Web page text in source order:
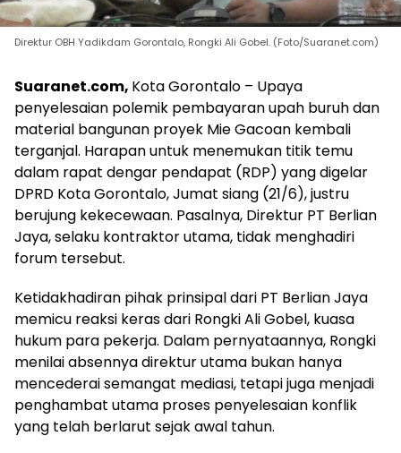
Direktur OBH Yadikdam Gorontalo, Rongki Ali Gobel. (Foto/Suaranet.com)
Suaranet.com, Kota Gorontalo – Upaya
penyelesaian polemik pembayaran upah buruh dan
material bangunan proyek Mie Gacoan kembali
terganjal. Harapan untuk menemukan titik temu
dalam rapat dengar pendapat (RDP) yang digelar
DPRD Kota Gorontalo, Jumat siang (21/6), justru
berujung kekecewaan. Pasalnya, Direktur PT Berlian
Jaya, selaku kontraktor utama, tidak menghadiri
forum tersebut.
Ketidakhadiran pihak prinsipal dari PT Berlian Jaya
memicu reaksi keras dari Rongki Ali Gobel, kuasa
hukum para pekerja. Dalam pernyataannya, Rongki
menilai absennya direktur utama bukan hanya
mencederai semangat mediasi, tetapi juga menjadi
penghambat utama proses penyelesaian konflik
yang telah berlarut sejak awal tahun.